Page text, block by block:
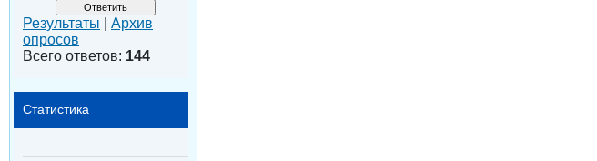
Результаты
Архив
опросов
Всего ответов: 144
Статистика